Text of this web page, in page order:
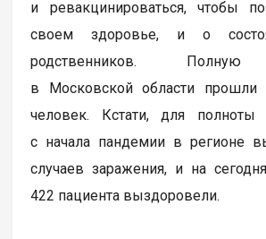
и ревакцинироваться, чтобы
своем здоровье, и о
родственников. Полную
в Московской области
человек. Кстати, для полноты
с начала пандемии в регионе
случаев заражения, и на
422 пациента выздоровели.